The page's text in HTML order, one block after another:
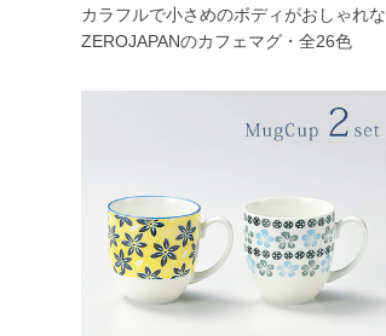
カラフルで小さめのボディがおしゃれな
ZEROJAPANのカフェマグ・全26色